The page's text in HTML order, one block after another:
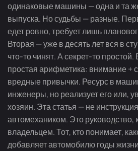
одинаковые машины — одна и та
выпуска. Но судьбы — разные.
едет ровно, требует лишь
Вторая — уже в десять лет вся в
что-то чинят. А секрет-то
простая арифметика: внимание +
вредные привычки. Ресурс в
инженеры, но реализует его или,
хозяин. Эта статья — не
автомехаником. Это руководство,
владельцем. Тот, кто понимает,
добавляет автомобилю годы